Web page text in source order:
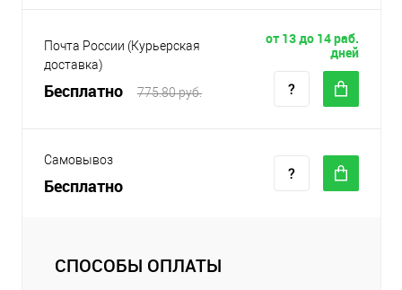
Почта России (Курьерская
доставка)
Бесплатно 775.80 руб.
от 13 до 14 раб.
дней
Самовывоз
Бесплатно
СПОСОБЫ ОПЛАТЫ